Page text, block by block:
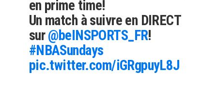
en prime time!
Un match à suivre en DIRECT
sur@beINSPORTS_FR!
#NBASundays
pic.twitter.com/iGRgpuyL8J